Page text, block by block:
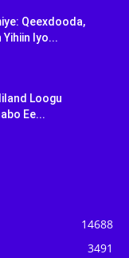
Qeexdooda,
Yihiin Iyo...
Loogu
Ee...
14688
3491